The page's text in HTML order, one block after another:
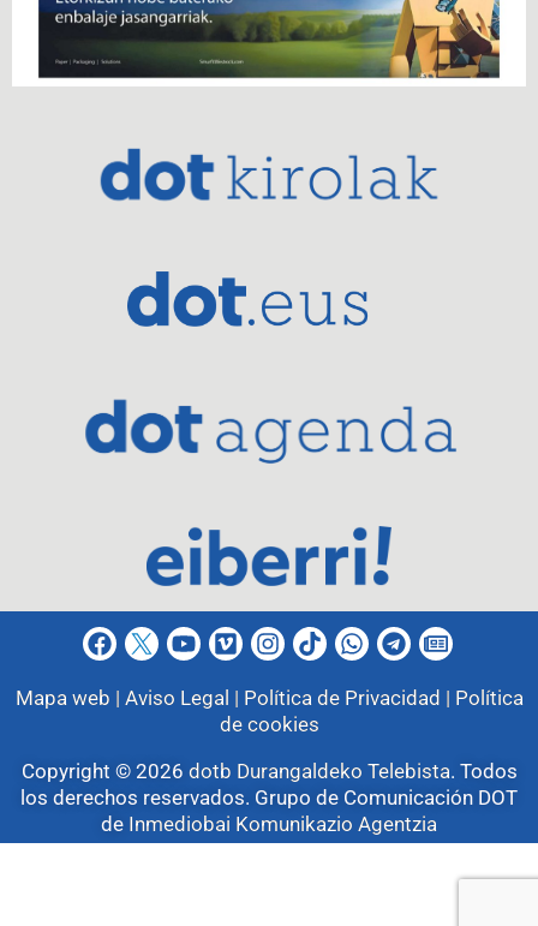
Mapa web | Aviso Legal | Política de Privacidad | Política
de cookies
Copyright © 2026 dotb Durangaldeko Telebista. Todos
los derechos reservados. Grupo de Comunicación DOT
de Inmediobai Komunikazio Agentzia